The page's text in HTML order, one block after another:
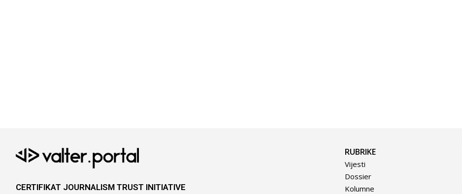
CERTIFIKAT JOURNALISM TRUST INITIATIVE
RUBRIKE
Vijesti
Dossier
Kolumne